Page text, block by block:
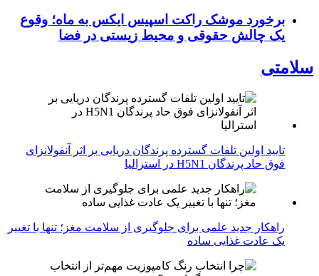
برخورد موشک راکت اسپیس ایکس به ماه؛ وقوع
یک چالش حقوقی و محیط زیستی در فضا
سلامتی
تایید اولین تلفات گسترده پرندگان دریایی بر اثر آنفولانزای
فوق حاد پرندگان H5N1 در استرالیا
راهکار جدید علمی برای جلوگیری از سلامت مغز؛ تنها با تغییر
یک عادت غذایی ساده